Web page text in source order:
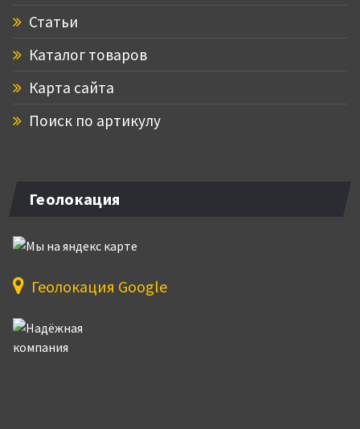
Статьи
Каталог товаров
Карта сайта
Поиск по артикулу
Геолокация
Геолокация Google